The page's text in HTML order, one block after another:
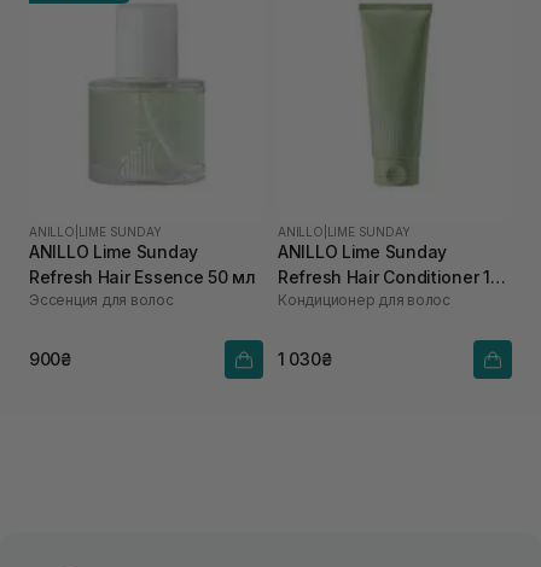
ANILLO LIME SUNDAY
ANILLO Lime Sunday
Refresh Hair Essence 50 мл
Эссенция для волос
900₴
ANILLO LIME SUNDAY
ANILLO Lime Sunday
Refresh Hair Conditioner 150
мл
Кондиционер для волос
1 030₴